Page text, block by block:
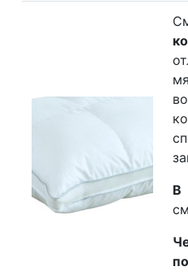
Доставка по городу
В